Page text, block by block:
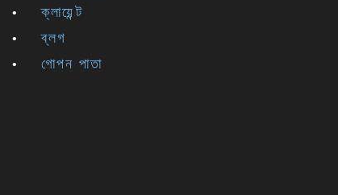
ক্লায়েন্ট
ব্লগ
গোপন পাতা